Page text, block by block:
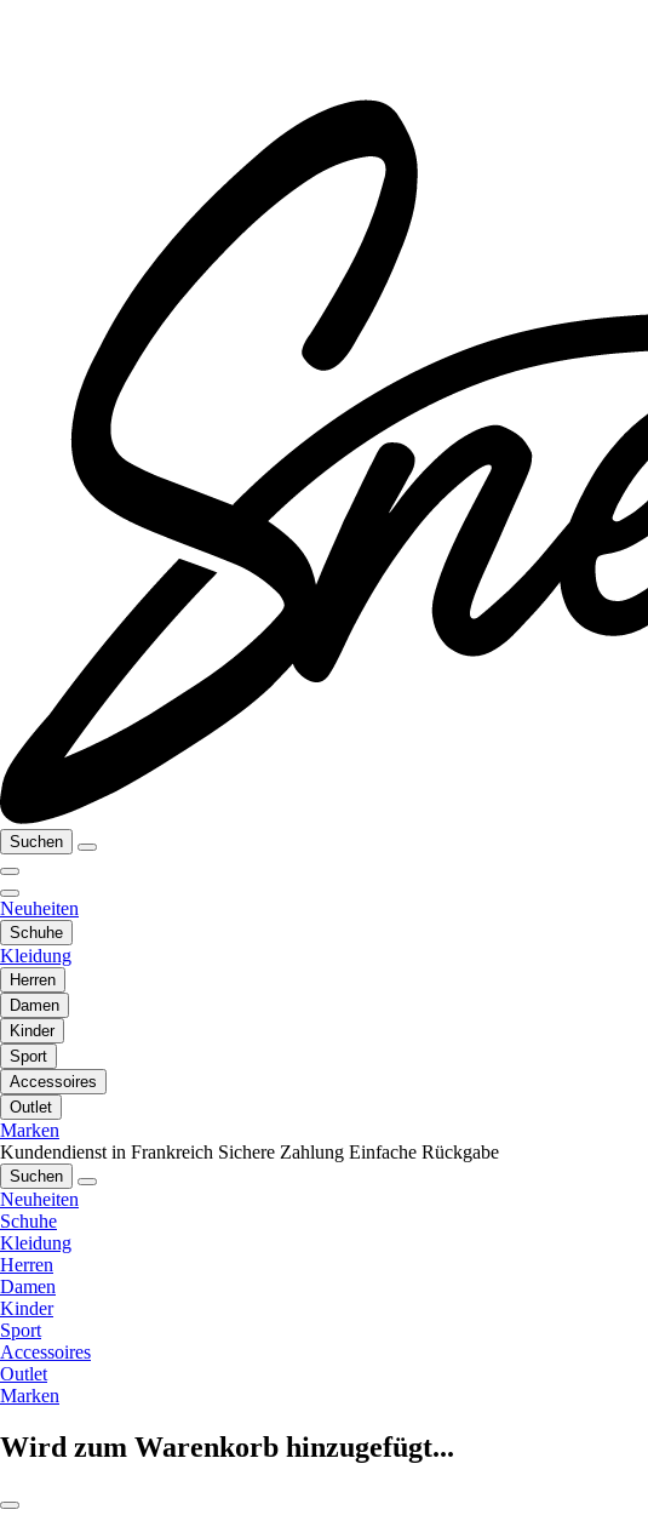
Suchen
Neuheiten
Schuhe
Kleidung
Herren
Damen
Kinder
Sport
Accessoires
Outlet
Marken
Kundendienst in Frankreich Sichere Zahlung Einfache Rückgabe
Suchen
Neuheiten
Schuhe
Kleidung
Herren
Damen
Kinder
Sport
Accessoires
Outlet
Marken
Wird zum Warenkorb hinzugefügt...